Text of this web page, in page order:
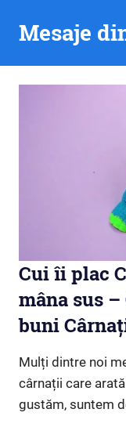
Mesaje
Cui îi plac
mâna sus
buni
Mulți dintre noi
cârnații care
gustăm, suntem